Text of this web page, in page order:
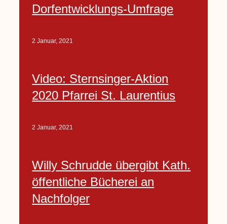
Dorfentwicklungs-Umfrage
2 Januar, 2021
Video: Sternsinger-Aktion
2020 Pfarrei St. Laurentius
2 Januar, 2021
Willy Schrudde übergibt Kath.
öffentliche Bücherei an
Nachfolger